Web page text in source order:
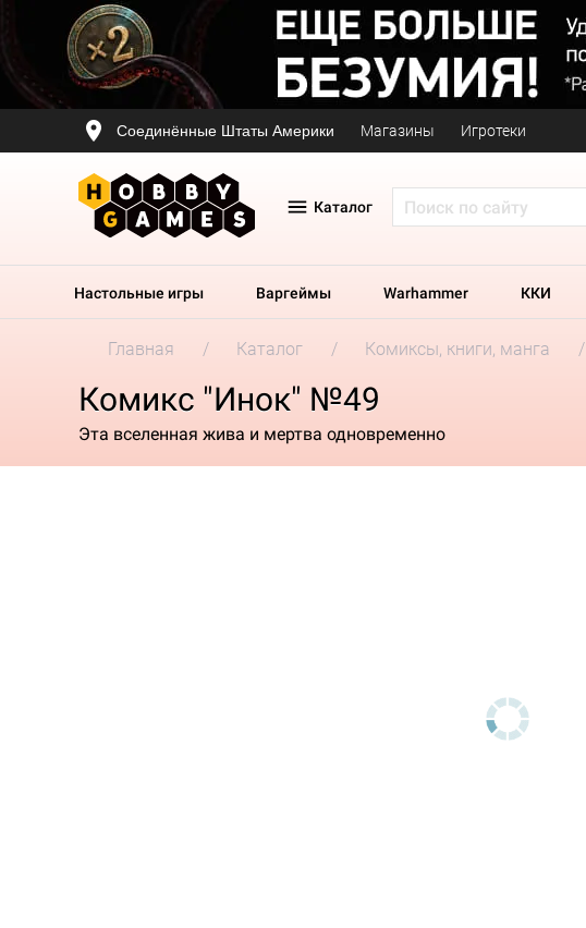
Соединённые Штаты Америки Магазины Игротеки
Каталог
Настольные игры Варгеймы Warhammer ККИ
Главная Каталог Комиксы, книги, манга
Комикс "Инок" №49
Эта вселенная жива и мертва одновременно